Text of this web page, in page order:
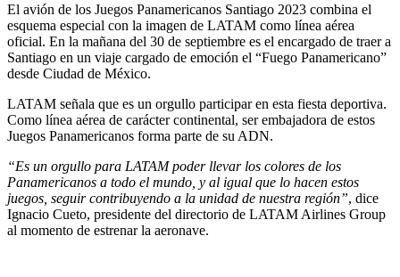
El avión de los Juegos Panamericanos Santiago 2023 combina el
esquema especial con la imagen de LATAM como línea aérea
oficial. En la mañana del 30 de septiembre es el encargado de traer a
Santiago en un viaje cargado de emoción el “Fuego Panamericano”
desde Ciudad de México.
LATAM señala que es un orgullo participar en esta fiesta deportiva.
Como línea aérea de carácter continental, ser embajadora de estos
Juegos Panamericanos forma parte de su ADN.
“Es un orgullo para LATAM poder llevar los colores de los
Panamericanos a todo el mundo, y al igual que lo hacen estos
juegos, seguir contribuyendo a la unidad de nuestra región”, dice
Ignacio Cueto, presidente del directorio de LATAM Airlines Group
al momento de estrenar la aeronave.